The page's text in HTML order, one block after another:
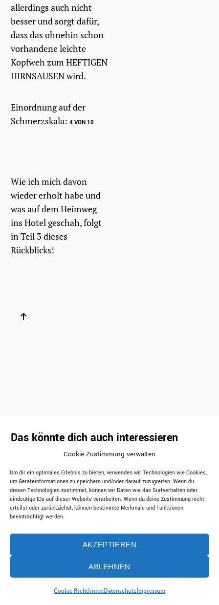
Cookie-Zustimmung verwalten
Um dir ein optimales Erlebnis zu bieten, verwenden wir Technologien wie Cookies,
um Geräteinformationen zu speichern und/oder darauf zuzugreifen. Wenn du
diesen Technologien zustimmst, können wir Daten wie das Surfverhalten oder
eindeutige IDs auf dieser Website verarbeiten. Wenn du deine Zustimmung nicht
erteilst oder zurückziehst, können bestimmte Merkmale und Funktionen
beeinträchtigt werden.
AKZEPTIEREN
ABLEHNEN
Cookie RichtlinienDatenschutzImpressum
allerdings auch nicht
besser und sorgt dafür,
dass das ohnehin schon
vorhandene leichte
Kopfweh zum HEFTIGEN
HIRNSAUSEN wird.
Einordnung auf der
Schmerzskala:4 VON 10
Wie ich mich davon
wieder erholt habe und
was auf dem Heimweg
ins Hotel geschah, folgt
in Teil 3 dieses
Rückblicks!
Das könnte dich auch interessieren
Ein Rückblick auf den 22.
SCHMERZEN (3)
Hintergrund Veranstaltungen
SALON DER 7
von MB
Hintergrund Veranstaltungen